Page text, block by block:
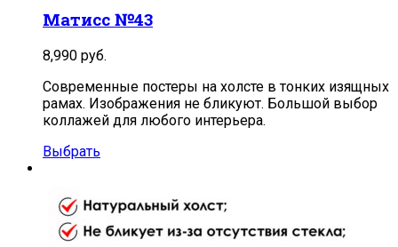
Матисс №43
8,990 руб.
Современные постеры на холсте в тонких изящных
рамах. Изображения не бликуют. Большой выбор
коллажей для любого интерьера.
Выбрать